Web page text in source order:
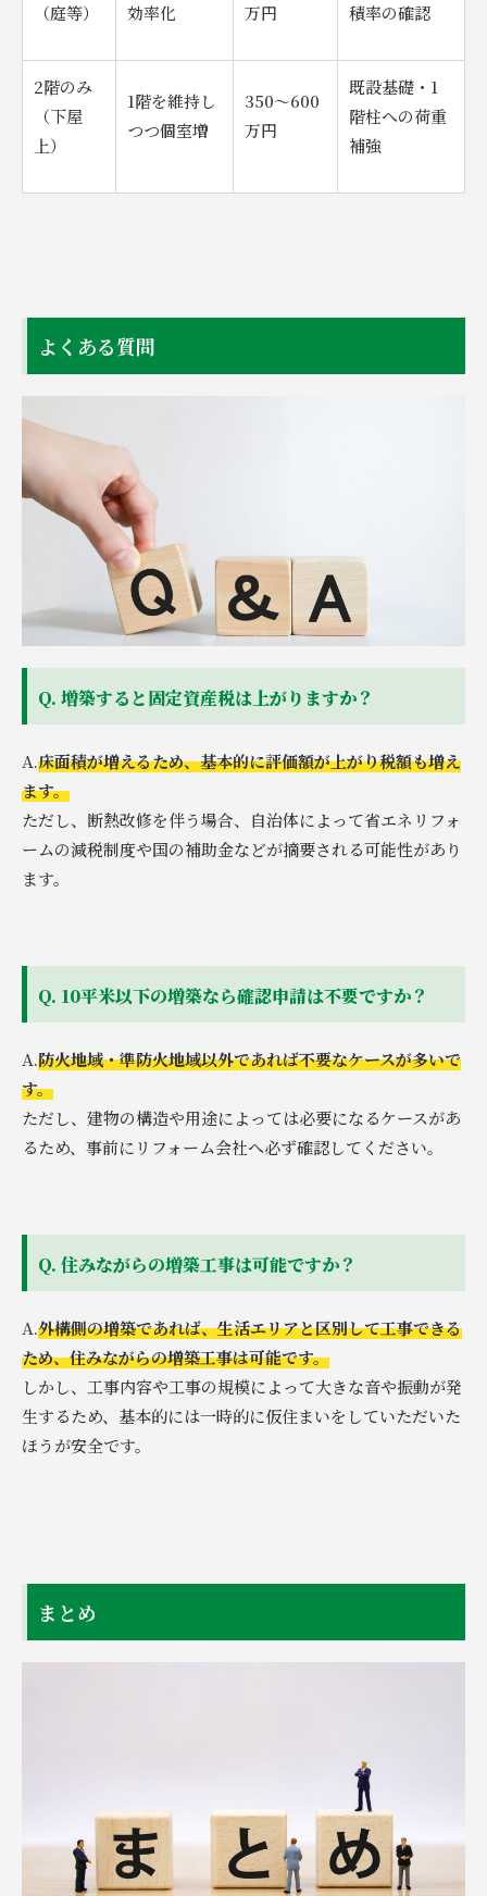
（庭等）
効率化
万円
積率の確認
2階のみ
（下屋
上）
1階を維持し
つつ個室増
350〜600
万円
既設基礎・1
階柱への荷重
補強
よくある質問
Q. 増築すると固定資産税は上がりますか？
A.床面積が増えるため、基本的に評価額が上がり税額も増え
ます。
ただし、断熱改修を伴う場合、自治体によって省エネリフォ
ームの減税制度や国の補助金などが摘要される可能性があり
ます。
Q. 10平米以下の増築なら確認申請は不要ですか？
A.防火地域・準防火地域以外であれば不要なケースが多いで
す。
ただし、建物の構造や用途によっては必要になるケースがあ
るため、事前にリフォーム会社へ必ず確認してください。
Q. 住みながらの増築工事は可能ですか？
A.外構側の増築であれば、生活エリアと区別して工事できる
ため、住みながらの増築工事は可能です。
しかし、工事内容や工事の規模によって大きな音や振動が発
生するため、基本的には一時的に仮住まいをしていただいた
ほうが安全です。
まとめ